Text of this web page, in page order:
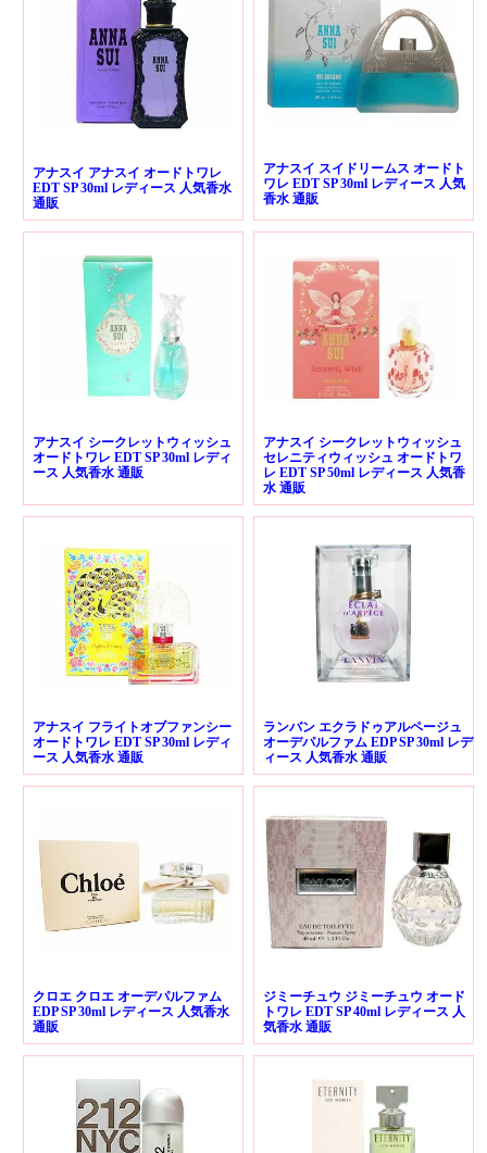
アナスイ アナスイ オードトワレ
EDT SP 30ml レディース 人気香水
通販
アナスイ スイドリームス オードト
ワレ EDT SP 30ml レディース 人気
香水 通販
アナスイ シークレットウィッシュ
オードトワレ EDT SP 30ml レディ
ース 人気香水 通販
アナスイ シークレットウィッシュ
セレニティウィッシュ オードトワ
レ EDT SP 50ml レディース 人気香
水 通販
アナスイ フライトオブファンシー
オードトワレ EDT SP 30ml レディ
ース 人気香水 通販
ランバン エクラドゥアルページュ
オーデパルファム EDP SP 30ml レデ
ィース 人気香水 通販
クロエ クロエ オーデパルファム
EDP SP 30ml レディース 人気香水
通販
ジミーチュウ ジミーチュウ オード
トワレ EDT SP 40ml レディース 人
気香水 通販